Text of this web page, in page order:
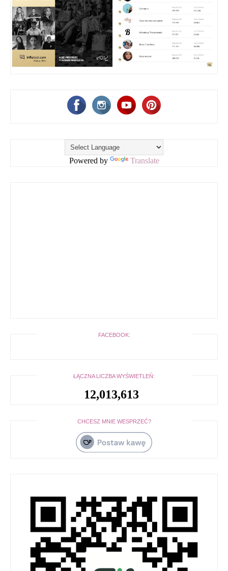
Powered by Translate
FACEBOOK:
ŁĄCZNA LICZBA WYŚWIETLEŃ:
12,013,613
CHCESZ MNIE WESPRZEĆ?